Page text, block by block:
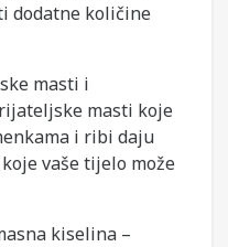
dodatne količine
masti i
masti koje
i ribi daju
vaše tijelo može
kiselina –